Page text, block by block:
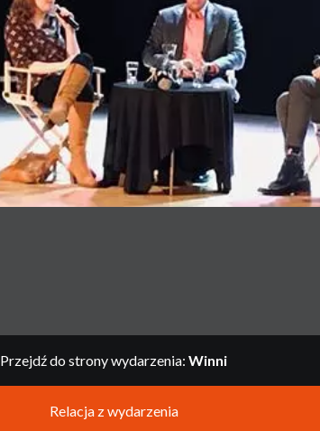
Przejdź do strony wydarzenia: Winni
Relacja z wydarzenia